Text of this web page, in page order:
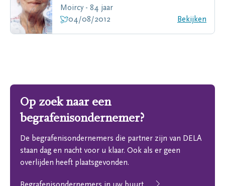
Moircy - 84 jaar
04/08/2012
Bekijken
Op zoek naar een
begrafenisondernemer?
De begrafenisondernemers die partner zijn van DELA
staan dag en nacht voor u klaar. Ook als er geen
overlijden heeft plaatsgevonden.